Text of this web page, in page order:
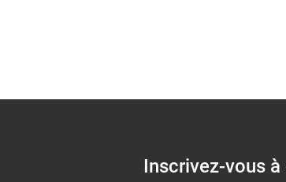
Inscrivez-vous